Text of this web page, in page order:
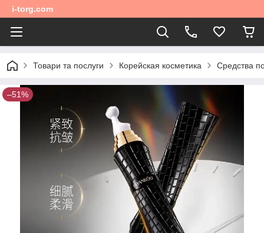
i-torg.com
Товари та послуги Корейская косметика Средства
–51%